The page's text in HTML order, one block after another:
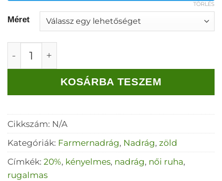
Méret
TÖRLÉS
Farmernadrág Pamut Push up, trapéz
KOSÁRBA TESZEM
Cikkszám: N/A
Kategóriák: Farmernadrág, Nadrág, zöld
Címkék: 20%, kényelmes, nadrág, női ruha,
rugalmas